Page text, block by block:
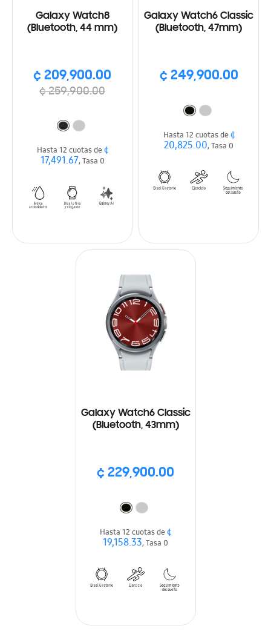
Galaxy Watch8
(Bluetooth, 44 mm)
¢ 209,900.00
¢ 259,900.00
Hasta 12 cuotas de¢
17,491.67, Tasa 0
Galaxy Watch6 Classic
(Bluetooth, 47mm)
¢ 249,900.00
Hasta 12 cuotas de¢
20,825.00, Tasa 0
Galaxy Watch6 Classic
(Bluetooth, 43mm)
¢ 229,900.00
Hasta 12 cuotas de¢
19,158.33, Tasa 0